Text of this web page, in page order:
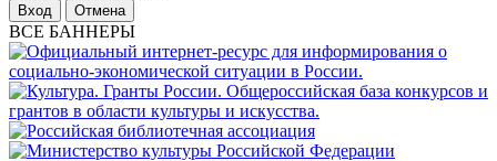
Отмена
ВСЕ БАННЕРЫ